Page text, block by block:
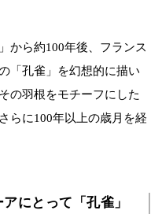
から約100年後、フランス
「孔雀」を幻想的に描い
の羽根をモチーフにした
らに100年以上の歳月を経
にとって「孔雀」